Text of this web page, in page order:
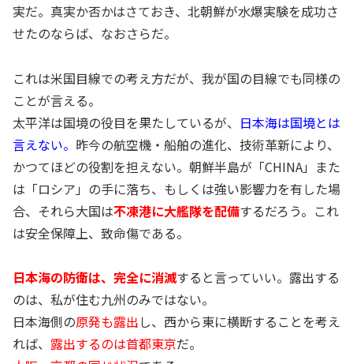
実だ。真実か否かはさておき、北朝鮮が水爆実験を成功さ
せたのならば、なおさらだ。
これは米国目線での考え方だが、我が国の目線でも同様の
ことが言える。
太平洋は国境の役目を果たしているが、 日本海は国境とは
言えない。 昨今の航空機・船舶の進化、技術革新により、
かつてほどの役割を担えない。朝鮮半島が「CHINA」また
は「ロシア」の手に落ち、もしくは強い影響力を有した場
合、それら大国は不凍港に大艦隊を配備するだろう。これ
は安全保障上、致命傷である。
日本海の防衛は、完全に消滅すると言っていい。露出する
のは、私が住む九州のみではない。
日本海側の原発も露出し、西から東に横断することを考え
れば、 露出するのは首都東京だ。